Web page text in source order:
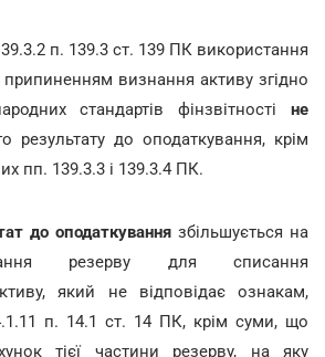
п. 139.3 ст. 139 ПК використання
припиненням визнання активу згідно
стандартів фінзвітності не
результату до оподаткування, крім
пп. 139.3.3 і 139.3.4 ПК.
до оподаткування збільшується на
резерву для списання
який не відповідає ознакам,
п. 14.1 ст. 14 ПК, крім суми, що
тієї частини резерву, на яку